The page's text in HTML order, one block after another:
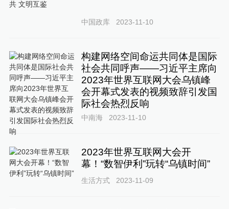
中国政库 2023-11-10
构建网络空间命运共同体是国际
社会共同呼声——习近平主席向
2023年世界互联网大会乌镇峰
会开幕式发表的视频致辞引发国
际社会热烈反响
中南海 2023-11-10
2023年世界互联网大会开
幕！“数智伊利”玩转“乌镇时间”
生活方式 2023-11-09